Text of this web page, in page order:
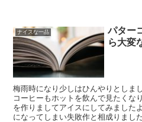
ナイスな一品
パター
ら大変
梅雨時になり少しはひんやりとしま
コーヒーもホットを飲んで見たくな
を作りましてアイスにしてみました
になってしまい失敗作と相成りまし